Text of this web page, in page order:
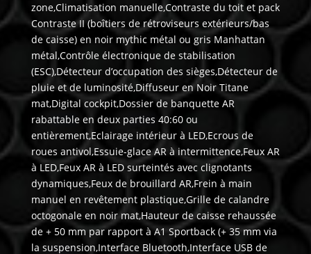
zone,Climatisation manuelle,Contraste du toit et pack
Contraste II (boîtiers de rétroviseurs extérieurs/bas
de caisse) en noir mythic métal ou gris Manhattan
métal,Contrôle électronique de stabilisation
(ESC),Détecteur d’occupation des sièges,Détecteur de
pluie et de luminosité,Diffuseur en Noir Titane
mat,Digital cockpit,Dossier de banquette AR
rabattable en deux parties 40:60 ou
entièrement,Eclairage intérieur à LED,Ecrous de
roues antivol,Essuie-glace AR à intermittence,Feux AR
à LED,Feux AR à LED surteintés avec clignotants
dynamiques,Feux de brouillard AR,Frein à main
manuel en revêtement plastique,Grille de calandre
octogonale en noir mat,Hauteur de caisse rehaussée
de + 50 mm par rapport à A1 Sportback (+ 35 mm via
la suspension,Interface Bluetooth,Interface USB de